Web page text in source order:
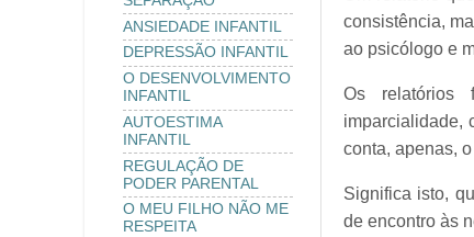
consistência,
ao psicólogo e
Os relatórios
imparcialidade,
conta, apenas,
Significa isto,
de encontro às
ANSIEDADE INFANTIL
DEPRESSÃO INFANTIL
O DESENVOLVIMENTO
INFANTIL
AUTOESTIMA
INFANTIL
REGULAÇÃO DE
PODER PARENTAL
O MEU FILHO NÃO ME
RESPEITA